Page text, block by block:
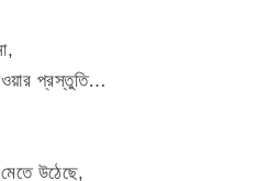
প্রস্তুতি…
উঠেছে,